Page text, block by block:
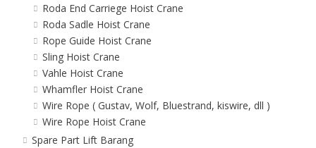
Roda End Carriege Hoist Crane
Roda Sadle Hoist Crane
Rope Guide Hoist Crane
Sling Hoist Crane
Vahle Hoist Crane
Whamfler Hoist Crane
Wire Rope ( Gustav, Wolf, Bluestrand, kiswire, dll )
Wire Rope Hoist Crane
Spare Part Lift Barang